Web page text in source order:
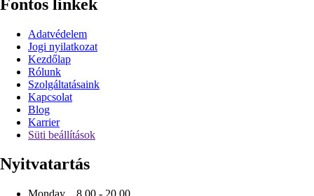
Fontos linkek
Adatvédelem
Jogi nyilatkozat
Kezdőlap
Rólunk
Szolgáltatásaink
Kapcsolat
Blog
Karrier
Süti beállítások
Nyitvatartás